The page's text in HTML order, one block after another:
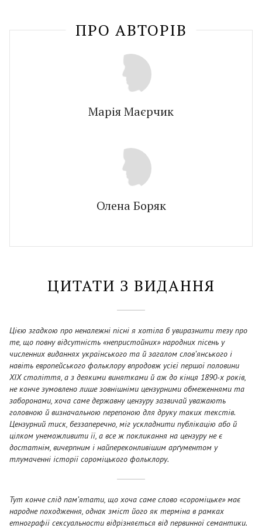
ПРО АВТОРIВ
Марія Маєрчик
Олена Боряк
ЦИТАТИ З ВИДАННЯ
Цією згадкою про неналежні пісні я хотіла б увиразнити тезу про
те, що повну відсутність «непристойних» народних пісень у
численних виданнях українського та й загалом слов’янського і
навіть европейського фольклору впродовж усієї першої половини
XIX століття, а з деякими винятками й аж до кінця 1890-х років,
не конче зумовлено лише зовнішніми цензурними обмеженнями та
заборонами, хоча саме державну цензуру зазвичай уважають
головною й визначальною перепоною для друку таких текстів.
Цензурний тиск, беззаперечно, міг ускладнити публікацію або й
цілком унеможливити її, а все ж покликання на цензуру не є
достатнім, вичерпним і найпереконливішим арґументом у
тлумаченні історії сороміцького фольклору.
Тут конче слід пам’ятати, що хоча саме слово «сороміцьке» має
народне походження, однак зміст його як терміна в рамках
етнографії сексуальности відрізняється від первинної семантики.